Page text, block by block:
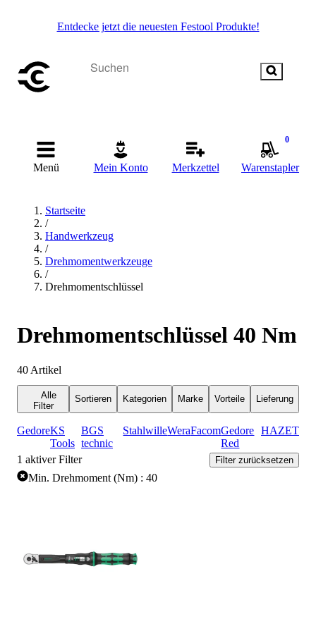
Entdecke jetzt die neuesten Festool Produkte!
Menü Mein Konto Merkzettel
0
Warenstapler
Startseite
/
Handwerkzeug
/
Drehmomentwerkzeuge
/
Drehmomentschlüssel
Drehmomentschlüssel 40 Nm
40 Artikel
Alle
Filter
Sortieren Kategorien Marke Vorteile Lieferung
GedoreKS
Tools
BGS
technic
StahlwilleWeraFacomGedore
Red
HAZET
1 aktiver Filter Filter zurücksetzen
Min. Drehmoment (Nm) : 40